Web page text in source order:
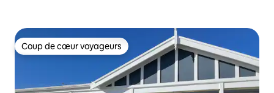
Coup de cœur voyageurs
Coup de cœur voyageurs